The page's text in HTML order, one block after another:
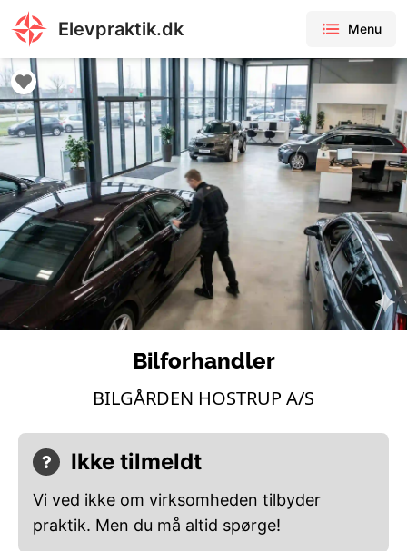
Elevpraktik.dk Menu
Bilforhandler
BILGÅRDEN HOSTRUP A/S
Ikke tilmeldt
Vi ved ikke om virksomheden tilbyder
praktik. Men du må altid spørge!